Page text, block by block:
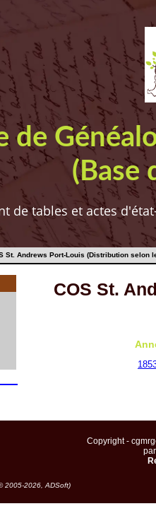
de
(Base
de tables et actes
St. Andrews Port-Louis (Distribution selon
COS St.
Copyright -
2005-2026, ADSoft)